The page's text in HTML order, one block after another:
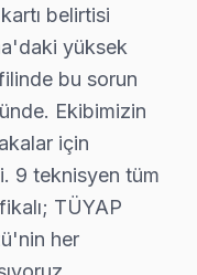
TV teknik servis
Cumhuriyet
Marmara
de
Teşhis ve
ve bakımında
belirtisi
yüksek
bu sorun
Ekibimizin
için
9 teknisyen tüm
TÜYAP
her